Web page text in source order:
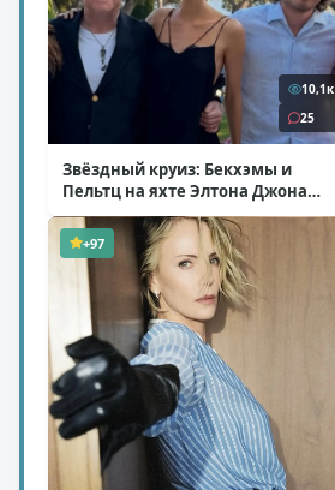
10,1к
25
Звёздный круиз: Бекхэмы и
Пельтц на яхте Элтона Джона
( 12 фото )
+97